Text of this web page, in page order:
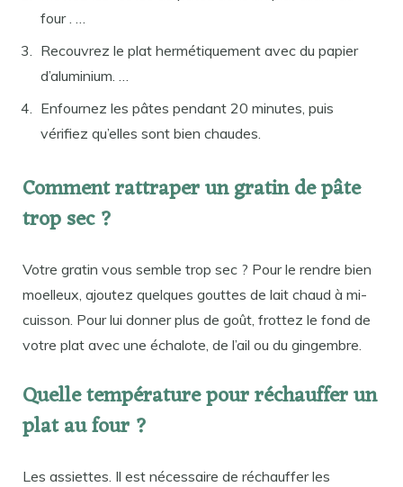
four . …
Recouvrez le plat hermétiquement avec du papier
d’aluminium. …
Enfournez les pâtes pendant 20 minutes, puis
vérifiez qu’elles sont bien chaudes.
Comment rattraper un gratin de pâte
trop sec ?
Votre gratin vous semble trop sec ? Pour le rendre bien
moelleux, ajoutez quelques gouttes de lait chaud à mi-
cuisson. Pour lui donner plus de goût, frottez le fond de
votre plat avec une échalote, de l’ail ou du gingembre.
Quelle température pour réchauffer un
plat au four ?
Les assiettes. Il est nécessaire de réchauffer les